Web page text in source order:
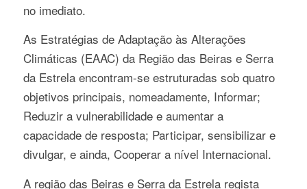
no imediato.
As Estratégias de Adaptação às Alterações
Climáticas (EAAC) da Região das Beiras e Serra
da Estrela encontram-se estruturadas sob quatro
objetivos principais, nomeadamente, Informar;
Reduzir a vulnerabilidade e aumentar a
capacidade de resposta; Participar, sensibilizar e
divulgar, e ainda, Cooperar a nível Internacional.
A região das Beiras e Serra da Estrela regista